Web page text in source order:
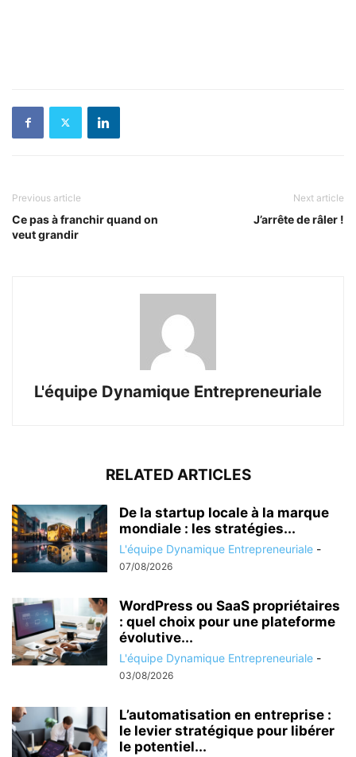
Previous article
Ce pas à franchir quand on
veut grandir
Next article
J’arrête de râler !
L'équipe Dynamique Entrepreneuriale
RELATED ARTICLES
De la startup locale à la marque
mondiale : les stratégies...
L'équipe Dynamique Entrepreneuriale -
07/08/2026
WordPress ou SaaS propriétaires
: quel choix pour une plateforme
évolutive...
L'équipe Dynamique Entrepreneuriale -
03/08/2026
L’automatisation en entreprise :
le levier stratégique pour libérer
le potentiel...